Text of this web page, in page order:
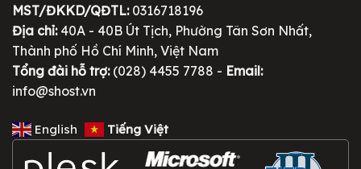
MST/ĐKKD/QĐTL:0316718196
Địa chỉ:40A - 40B Út Tịch, Phường Tân Sơn Nhất,
Thành phố Hồ Chí Minh, Việt Nam
Tổng đài hỗ trợ:(028) 4455 7788 - Email:
info@shost.vn
English Tiếng Việt